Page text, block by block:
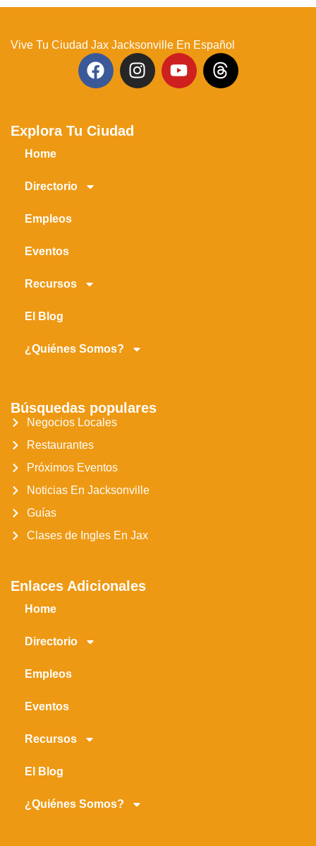
Vive Tu Ciudad Jax Jacksonville En Español
Explora Tu Ciudad
Home
Directorio
Empleos
Eventos
Recursos
El Blog
¿Quiénes Somos?
Búsquedas populares
Negocios Locales
Restaurantes
Próximos Eventos
Noticias En Jacksonville
Guías
Clases de Ingles En Jax
Enlaces Adicionales
Home
Directorio
Empleos
Eventos
Recursos
El Blog
¿Quiénes Somos?